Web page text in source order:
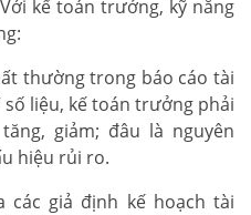
kế toán trưởng, kỹ năng
thường trong báo cáo tài
số liệu, kế toán trưởng phải
giảm; đâu là nguyên
hiệu rủi ro.
giả định kế hoạch tài